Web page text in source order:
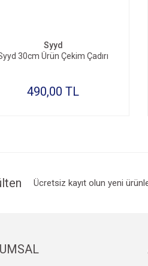
Syyd
30cm Ürün Çekim Çadırı
490,00 TL
Ücretsiz kayıt olun yeni